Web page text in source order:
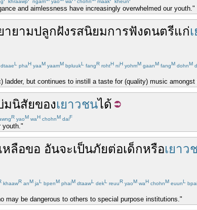
khraawp ngam yao wa chohn maak kheun
and aimlessness have increasingly overwhelmed our youth."
ายามปลูกฝังรสนิยมการฟังดนตรีแก่
dtaaeL phaH yaaM yaamM bpluukL fangR rohtH niH yohmM gaanM fangM dohnM
but continues to instill a taste for (quality) music
มนิสัยของเยาวชนได้
R yaoM waH chohnM daiF
youth."
เหลือขอ อันจะเป็นภัยต่อเด็กหรือเยาว
khaawR anM jaL bpenM phaiM dtaawL dekL reuuR yaoM waH chohnM euunL bpai
may be dangerous to others to special purpose institutions."